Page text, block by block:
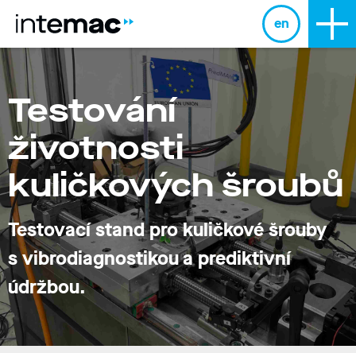
en
Testování
životnosti
kuličkových šroubů
Testovací stand pro kuličkové šrouby
s vibrodiagnostikou a prediktivní
údržbou.